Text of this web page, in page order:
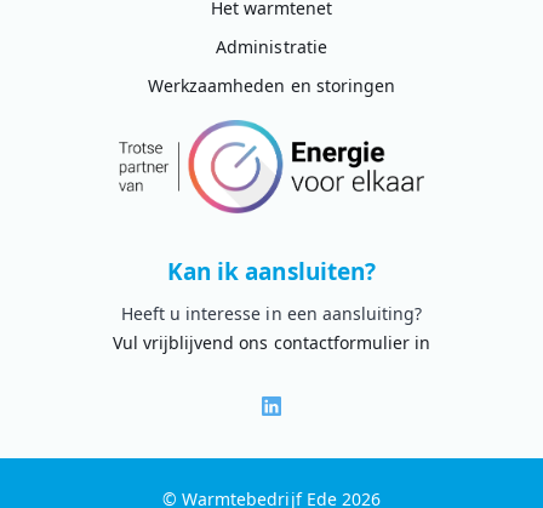
Het warmtenet
Administratie
Werkzaamheden en storingen
Kan ik aansluiten?
Heeft u interesse in een aansluiting?
Vul vrijblijvend ons contactformulier in
© Warmtebedrijf Ede 2026